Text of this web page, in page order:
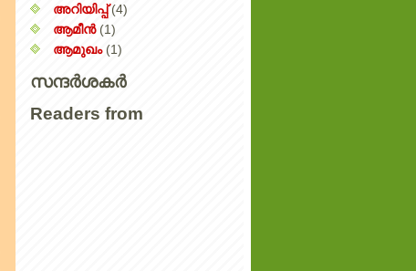
അറിയിപ്പ്‌ (4)
ആമീൻ (1)
ആമുഖം (1)
സന്ദർശകർ
Readers from